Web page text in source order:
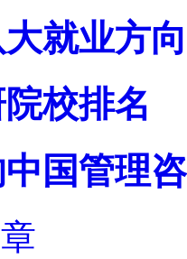
就业方
校排名
国管理